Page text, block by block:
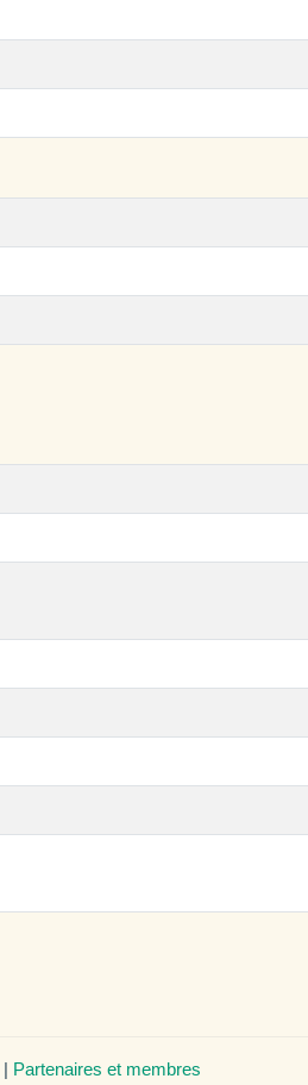
| Partenaires et membres